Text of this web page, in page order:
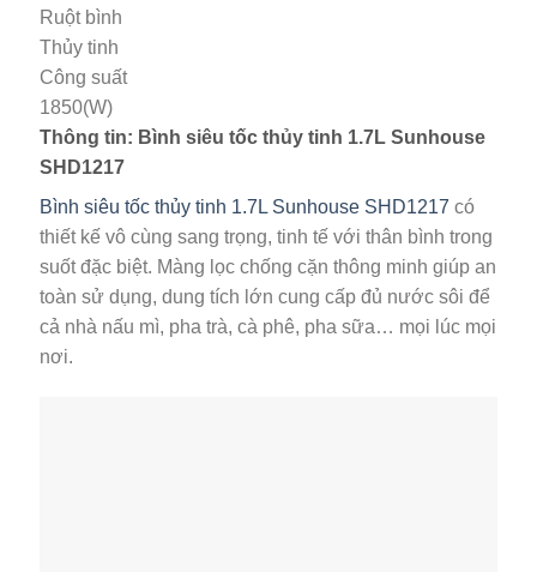
Ruột bình
Thủy tinh
Công suất
1850(W)
Thông tin: Bình siêu tốc thủy tinh 1.7L Sunhouse
SHD1217
Bình siêu tốc thủy tinh 1.7L Sunhouse SHD1217 có
thiết kế vô cùng sang trọng, tinh tế với thân bình trong
suốt đặc biệt. Màng lọc chống cặn thông minh giúp an
toàn sử dụng, dung tích lớn cung cấp đủ nước sôi để
cả nhà nấu mì, pha trà, cà phê, pha sữa… mọi lúc mọi
nơi.